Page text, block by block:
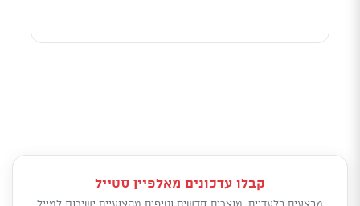
קבלו עדכונים מאלפיין סטייל